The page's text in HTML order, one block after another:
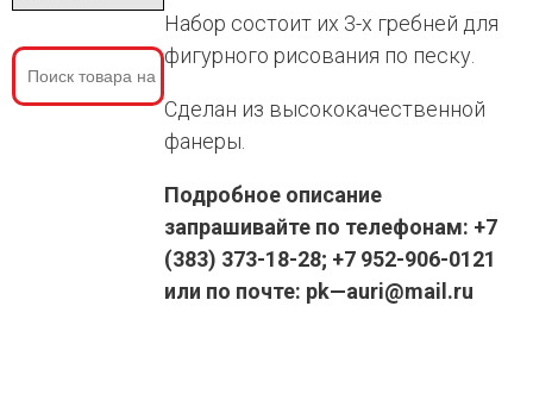
Набор состоит их 3-х гребней для
фигурного рисования по песку.
Сделан из высококачественной
фанеры.
Подробное описание
запрашивайте по телефонам: +7
(383) 373-18-28; +7 952-906-0121
или по почте: pk—auri@mail.ru